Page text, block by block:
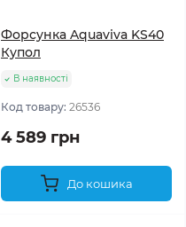
Форсунка Aquaviva KS40
Купол
В наявності
Код товару: 26536
4 589 грн
До кошика